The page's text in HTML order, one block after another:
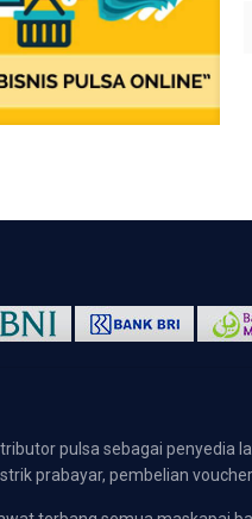
pulsa sebagai penyedia
listrik prabayar, pembelian